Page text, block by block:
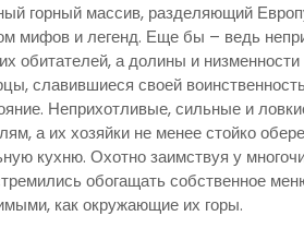
горный массив, разделяющий
мифов и легенд. Еще бы – ведь
обитателей, а долины и
славившиеся своей
Неприхотливые, сильные и
а их хозяйки не менее стойко
кухню. Охотно заимствуя у
обогащать собственное
как окружающие их горы.